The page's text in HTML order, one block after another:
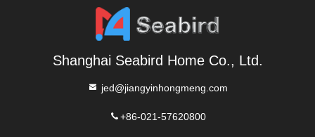
Shanghai Seabird Home Co., Ltd.
jed@jiangyinhongmeng.com
+86-021-57620800